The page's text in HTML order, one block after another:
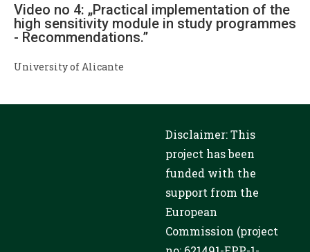
Video no 4: „Practical implementation of the
high sensitivity module in study programmes
- Recommendations.”
University of Alicante
Disclaimer: This
project has been
funded with the
support from the
European
Commission (project